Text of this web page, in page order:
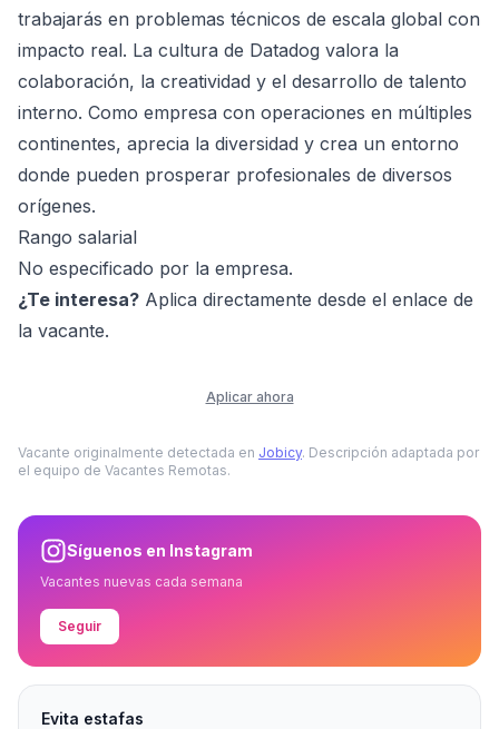
trabajarás en problemas técnicos de escala global con
impacto real. La cultura de Datadog valora la
colaboración, la creatividad y el desarrollo de talento
interno. Como empresa con operaciones en múltiples
continentes, aprecia la diversidad y crea un entorno
donde pueden prosperar profesionales de diversos
orígenes.
Rango salarial
No especificado por la empresa.
¿Te interesa? Aplica directamente desde el enlace de
la vacante.
Aplicar ahora
Vacante originalmente detectada en Jobicy. Descripción adaptada por
el equipo de Vacantes Remotas.
Síguenos en Instagram
Vacantes nuevas cada semana
Seguir
Evita estafas